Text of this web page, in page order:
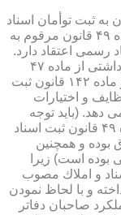
و املاك مصوب ۱۳۱۰، كماكان به ثبت توأمان اسناد
رسمی توسط مباشرین ثبت (كه به موجب ماده ۴۹ قانون مرقوم به
رسمی اعتقاد دارد.
ماده ۴۹ قانون جدیدالتصویب كه در حقیقت برداشتی از ماده ۴۷
قانون ثبت اسناد و املاك مصوب سال ۱۲۹۰ و ماده ۱۴۲ قانون ثبت
بود، همان وظایف و اختیارات
دهد. (باید توجه
نمود كه معنای مسئولین دفاتر، مندرج در ماده ۴۹ قانون ثبت اسناد
صادق بوده و همچنین
بوده است) زیرا
و ۹۱ قانون ثبت اسناد و املاك مصوب
و با لحاظ نمودن
صاحبان دفاتر